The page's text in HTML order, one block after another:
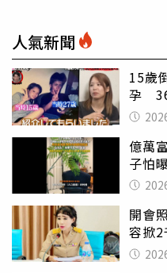
人氣新聞
15歲
孕
億萬
子怕
戶
開會
容掀
錯嗎